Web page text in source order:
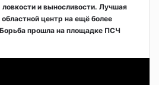
ловкости и выносливости. Лучшая
центр на ещё более
прошла на площадке ПСЧ